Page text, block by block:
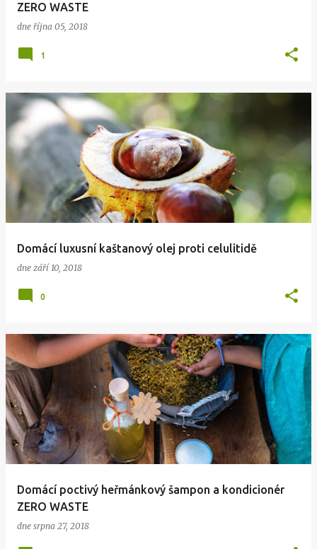
ZERO WASTE
dne října 05, 2018
1
Domácí luxusní kaštanový olej proti celulitidě
dne září 10, 2018
0
Domácí poctivý heřmánkový šampon a kondicionér
ZERO WASTE
dne srpna 27, 2018